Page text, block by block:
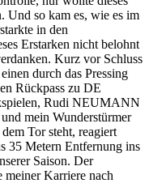
Und so kam es, wie es im
in den
Erstarken nicht belohnt
Kurz vor Schluss
durch das Pressing
Rückpass zu DE
Rudi NEUMANN
mein Wunderstürmer
Tor steht, reagiert
35 Metern Entfernung ins
Saison. Der
meiner Karriere nach